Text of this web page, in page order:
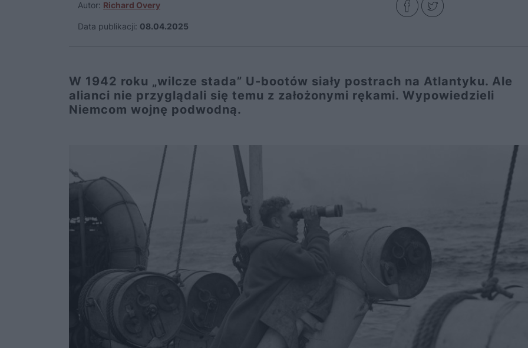
Autor: Richard Overy
Data publikacji: 08.04.2025
W 1942 roku „wilcze stada” U-bootów siały postrach na Atlantyku. Ale
alianci nie przyglądali się temu z założonymi rękami. Wypowiedzieli
Niemcom wojnę podwodną.